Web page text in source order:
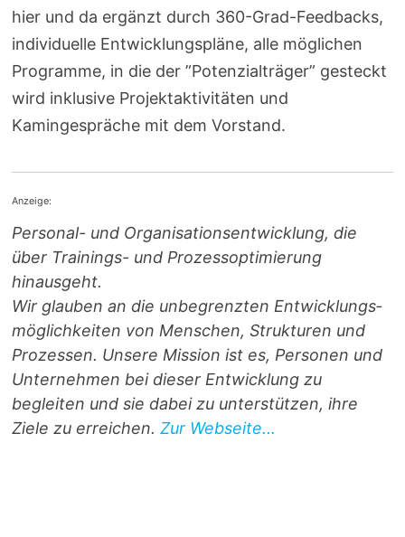
hier und da ergänzt durch 360-Grad-Feedbacks,
individuelle Entwicklungspläne, alle möglichen
Programme, in die der ”Potenzialträger” gesteckt
wird inklusive Projektaktivitäten und
Kamingespräche mit dem Vorstand.
Anzeige:
Personal- und Orga­ni­sa­ti­ons­entwicklung, die
über Trainings- und Prozess­optimierung
hinausgeht.
Wir glauben an die unbegrenzten Entwicklungs­
möglichkeiten von Menschen, Strukturen und
Prozessen. Unsere Mission ist es, Personen und
Unternehmen bei dieser Entwicklung zu
begleiten und sie dabei zu unterstützen, ihre
Ziele zu erreichen.Zur Webseite...